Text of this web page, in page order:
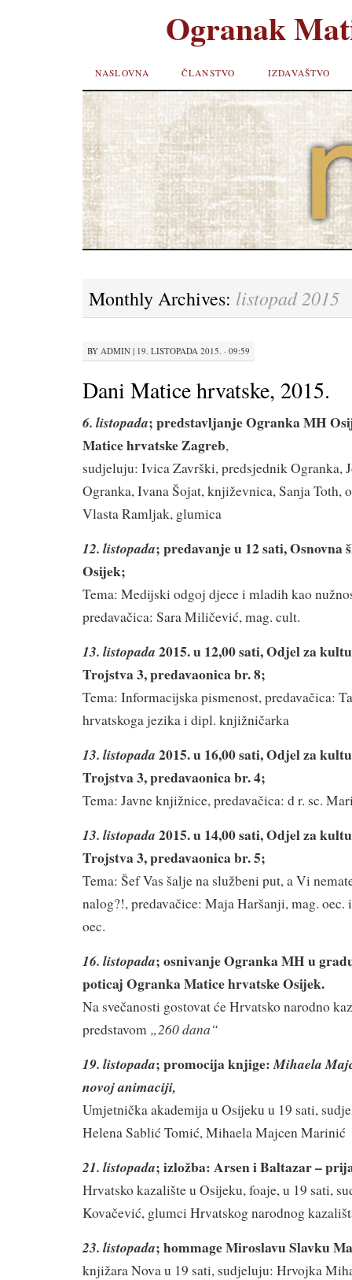
Ogranak
SKIP TO
CONTENT
NASLOVNA ČLANSTVO IZDAVAŠTVO
Monthly Archives: listopad 2015
BY ADMIN | 19. LISTOPADA 2015. · 09:59
Dani Matice hrvatske, 2015.
6. listopada; predstavljanje Ogranka MH
Matice hrvatske Zagreb,
sudjeluju: Ivica Završki, predsjednik Ogranka,
Ogranka, Ivana Šojat, književnica, Sanja Toth,
Vlasta Ramljak, glumica
12. listopada; predavanje u 12 sati, Osnovna
Osijek;
Tema: Medijski odgoj djece i mladih kao
predavačica: Sara Miličević, mag. cult.
13. listopada 2015. u 12,00 sati, Odjel za
Trojstva 3, predavaonica br. 8;
Tema: Informacijska pismenost, predavačica:
hrvatskoga jezika i dipl. knjižničarka
13. listopada 2015. u 16,00 sati, Odjel za
Trojstva 3, predavaonica br. 4;
Tema: Javne knjižnice, predavačica: d r. sc.
13. listopada 2015. u 14,00 sati, Odjel za
Trojstva 3, predavaonica br. 5;
Tema: Šef Vas šalje na službeni put, a Vi
nalog?!, predavačice: Maja Haršanji, mag. oec.
oec.
16. listopada; osnivanje Ogranka MH u
poticaj Ogranka Matice hrvatske Osijek.
Na svečanosti gostovat će Hrvatsko narodno
predstavom „260 dana“
19. listopada; promocija knjige:Mihaela
novoj animaciji,
Umjetnička akademija u Osijeku u 19 sati,
Helena Sablić Tomić, Mihaela Majcen Marinić
21. listopada; izložba: Arsen i Baltazar –
Hrvatsko kazalište u Osijeku, foaje, u 19 sati,
Kovačević, glumci Hrvatskog narodnog
23. listopada; hommage Miroslavu Slavku
knjižara Nova u 19 sati, sudjeluju: Hrvojka